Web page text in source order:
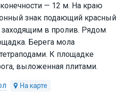
— 12 м. На краю
знак подающий красный
заходящим в пролив. Рядом
Берега мола
К площадке
выложенная плитами.